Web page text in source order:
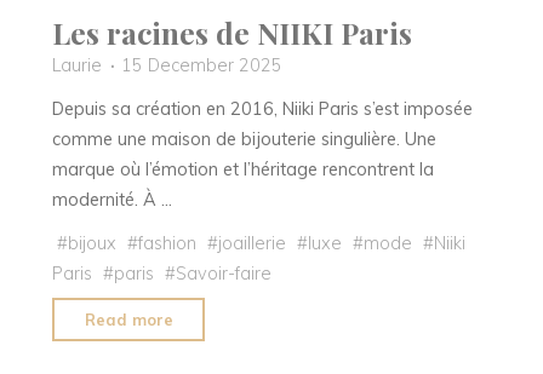
Les racines de NIIKI Paris
Laurie
15 December 2025
Depuis sa création en 2016, Niiki Paris s’est imposée
comme une maison de bijouterie singulière. Une
marque où l’émotion et l’héritage rencontrent la
modernité. À …
#bijoux #fashion #joaillerie # luxe #mode #Niiki
Paris #paris #Savoir-faire
Read more
racines